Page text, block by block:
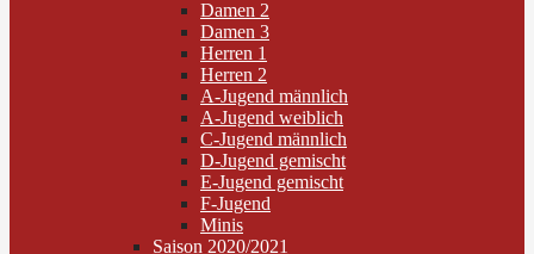
Damen 2
Damen 3
Herren 1
Herren 2
A-Jugend männlich
A-Jugend weiblich
C-Jugend männlich
D-Jugend gemischt
E-Jugend gemischt
F-Jugend
Minis
Saison 2020/2021